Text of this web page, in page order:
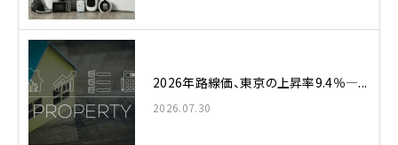
2026年路線価、東京の上昇率9.4％—...
2026.07.30